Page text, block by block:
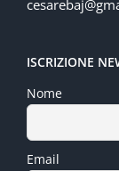
ISCRIZIONE
Nome
Email